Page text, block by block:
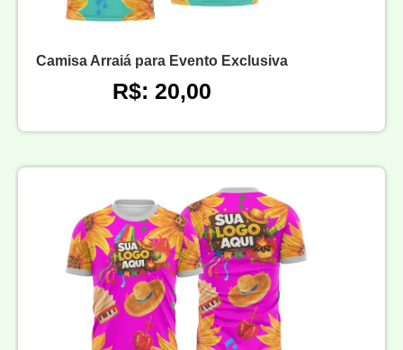
Camisa Arraiá para Evento Exclusiva
R$: 20,00